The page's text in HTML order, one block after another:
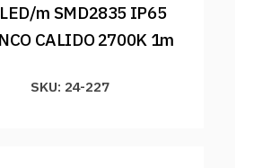
m SMD2835 IP65
CALIDO 2700K 1m
SKU: 24-227